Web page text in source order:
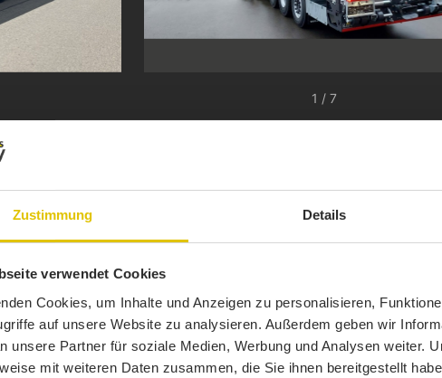
Zustimmung Details
verwendet Cookies
Cookies, um Inhalte und Anzeigen zu personalisieren,
auf unsere Website zu analysieren. Außerdem geben wir
unsere Partner für soziale Medien, Werbung und Analysen weiter.
mit weiteren Daten zusammen, die Sie ihnen bereitgestellt
1 / 7